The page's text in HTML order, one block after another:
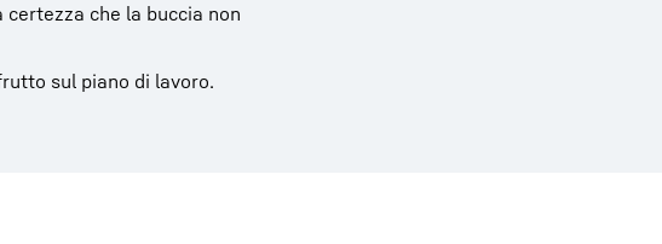
che la buccia non
sul piano di lavoro.